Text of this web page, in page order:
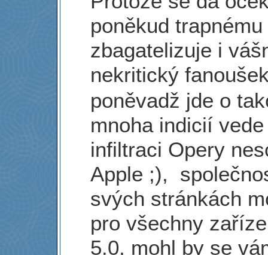
poněkud
zbagatelizuje i
nekritický
poněvadž jde o
mnoha indicií
infiltraci Opery
Apple ;),
svých stránkách
pro všechny
5.0, mohl by se